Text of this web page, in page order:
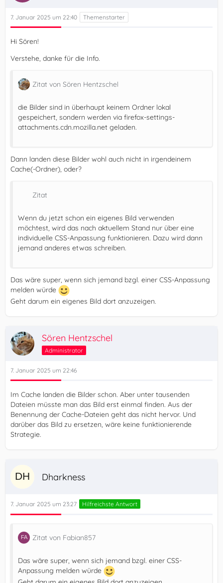
7. Januar 2025 um 22:40
Hi Sören!
Verstehe, danke für die Info.
Zitat von Sören Hentzschel
die Bilder sind in überhaupt keinem Ordner lokal
gespeichert, sondern werden via firefox-settings-
attachments.cdn.mozilla.net geladen.
Dann landen diese Bilder wohl auch nicht in irgendeinem
Cache(-Ordner), oder?
Zitat
Wenn du jetzt schon ein eigenes Bild verwenden
möchtest, wird das nach aktuellem Stand nur über eine
individuelle CSS-Anpassung funktionieren. Dazu wird dann
jemand anderes etwas schreiben.
Das wäre super, wenn sich jemand bzgl. einer CSS-Anpassung
melden würde
Geht darum ein eigenes Bild dort anzuzeigen.
Sören Hentzschel
Administrator
7. Januar 2025 um 22:46
Im Cache landen die Bilder schon. Aber unter tausenden
Dateien müsste man das Bild erst einmal finden. Aus der
Benennung der Cache-Dateien geht das nicht hervor. Und
darüber das Bild zu ersetzen, wäre keine funktionierende
Strategie.
Dharkness
7. Januar 2025 um 23:27 Hilfreichste Antwort
Zitat von Fabian857
Das wäre super, wenn sich jemand bzgl. einer CSS-
Anpassung melden würde